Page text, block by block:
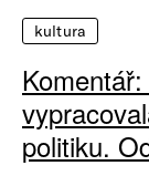
kultura
politiku.